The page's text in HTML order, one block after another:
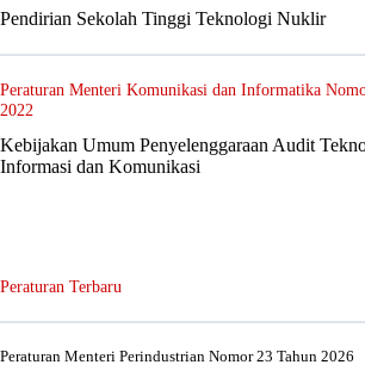
Pendirian Sekolah Tinggi Teknologi Nuklir
Peraturan Menteri Komunikasi dan Informatika
2022
Kebijakan Umum Penyelenggaraan Audit
Informasi dan Komunikasi
Peraturan Terbaru
Peraturan Menteri Perindustrian Nomor 23 Tahun 2026